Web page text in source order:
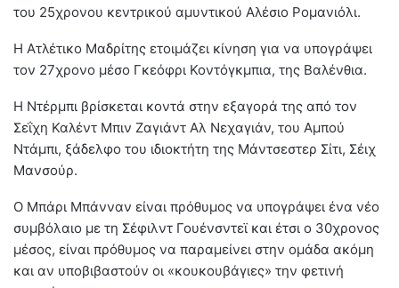
του 25χρονου κεντρικού αμυντικού Αλέσιο Ρομανιόλι.
Η Ατλέτικο Μαδρίτης ετοιμάζει κίνηση για να υπογράψει
τον 27χρονο μέσο Γκεόφρι Κοντόγκμπια, της Βαλένθια.
Η Ντέρμπι βρίσκεται κοντά στην εξαγορά της από τον
Σεΐχη Καλέντ Μπιν Ζαγιάντ Αλ Νεχαγιάν, του Αμπού
Ντάμπι, ξάδελφο του ιδιοκτήτη της Μάντσεστερ Σίτι, Σέιχ
Μανσούρ.
Ο Μπάρι Μπάνναν είναι πρόθυμος να υπογράψει ένα νέο
συμβόλαιο με τη Σέφιλντ Γουένσντεϊ και έτσι ο 30χρονος
μέσος, είναι πρόθυμος να παραμείνει στην ομάδα ακόμη
και αν υποβιβαστούν οι «κουκουβάγιες» την φετινή